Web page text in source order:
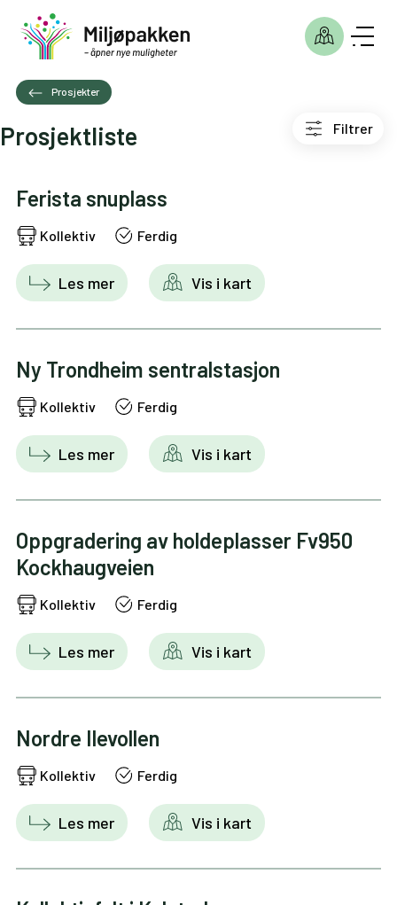
Prosjekter
Prosjektliste Filtrer
Ferista snuplass
Kollektiv Ferdig
Les mer Vis i kart
Ny Trondheim sentralstasjon
Kollektiv Ferdig
Les mer Vis i kart
Oppgradering av holdeplasser Fv950
Kockhaugveien
Kollektiv Ferdig
Les mer Vis i kart
Nordre Ilevollen
Kollektiv Ferdig
Les mer Vis i kart